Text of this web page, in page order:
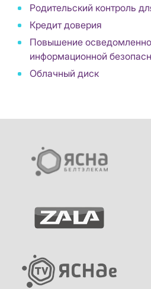
Родительский контроль
Кредит доверия
Повышение
информационной
Облачный диск